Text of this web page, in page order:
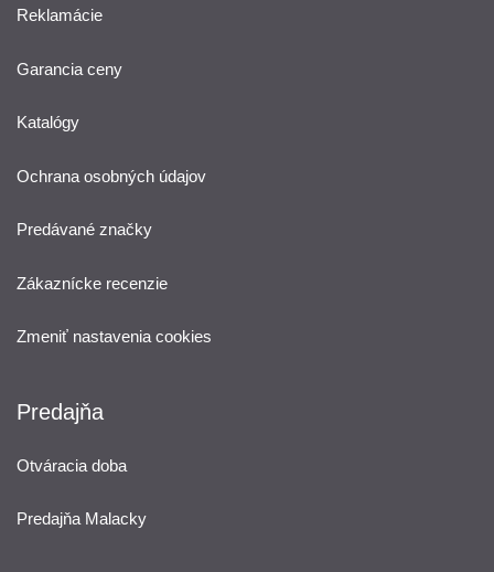
Reklamácie
Garancia ceny
Katalógy
Ochrana osobných údajov
Predávané značky
Zákaznícke recenzie
Zmeniť nastavenia cookies
Predajňa
Otváracia doba
Predajňa Malacky